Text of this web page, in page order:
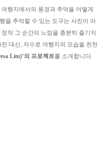
행지에서의 풍경과 추억을 어떻게
을 추억할 수 있는 도구는 사진이 아
작 그 순간의 느낌을 충분히 즐기지
대신, 자수로 여행지의 모습을 천천
Lim)’의 프로젝트를 소개합니다.